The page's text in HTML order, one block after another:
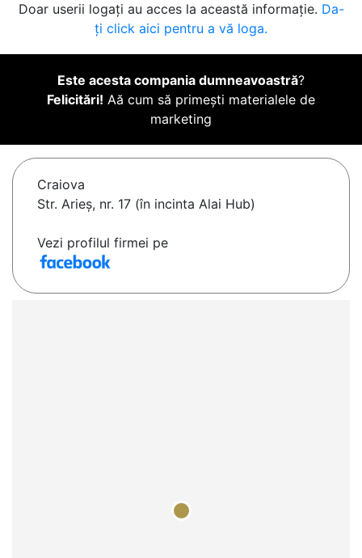
Doar userii logați au acces la această informație. Da-
ți click aici pentru a vă loga.
Este acesta compania dumneavoastră?
Felicitări! Aă cum să primești materialele de
marketing
Craiova
Str. Arieș, nr. 17 (în incinta Alai Hub)
Vezi profilul firmei pe